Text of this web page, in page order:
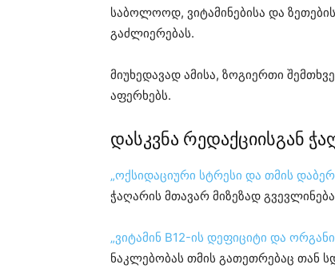
საბოლოოდ, ვიტამინებისა და
გაძლიერებას.
მიუხედავად ამისა, ზოგიერთი
აფერხებს.
დასკვნა რედაქციისგან
„ოქსიდაციური სტრესი და თმის
ჭაღარის მთავარ მიზეზად
„ვიტამინ B12-ის დეფიციტი და
ნაკლებობას თმის გათეთრებაც თან